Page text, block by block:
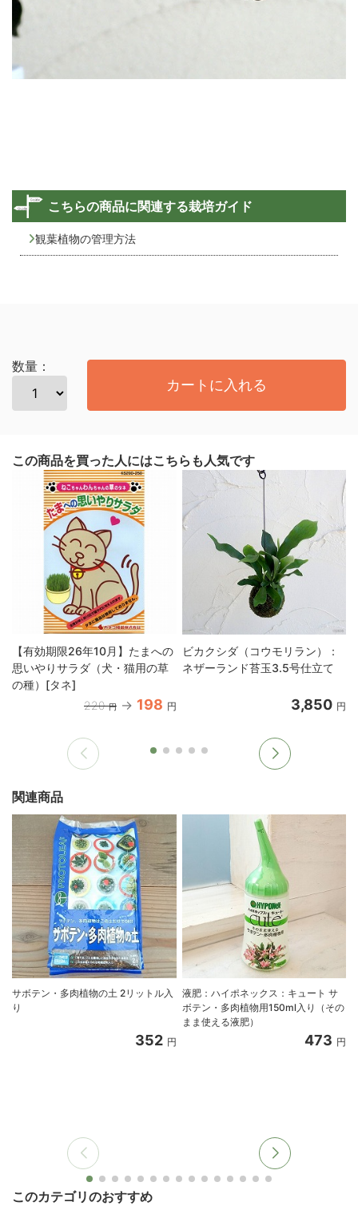
こちらの商品に関連する栽培ガイド
観葉植物の管理方法
数量：
カートに入れる
この商品を買った人にはこちらも人気です
【有効期限26年10月】たまへの
思いやりサラダ（犬・猫用の草
の種）[タネ]
220 円 198 円
ビカクシダ（コウモリラン）：
ネザーランド苔玉3.5号仕立て
3,850 円
関連商品
サボテン・多肉植物の土 2リットル入
り
352 円
液肥：ハイポネックス：キュート サ
ボテン・多肉植物用150ml入り（その
まま使える液肥）
473 円
このカテゴリのおすすめ